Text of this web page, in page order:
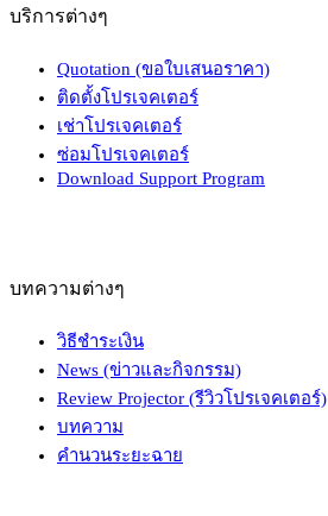
บริการต่างๆ
Quotation (ขอใบเสนอราคา)
ติดตั้งโปรเจคเตอร์
เช่าโปรเจคเตอร์
ซ่อมโปรเจคเตอร์
Download Support Program
บทความต่างๆ
วิธีชำระเงิน
News (ข่าวและกิจกรรม)
Review Projector (รีวิวโปรเจคเตอร์)
บทความ
คำนวนระยะฉาย